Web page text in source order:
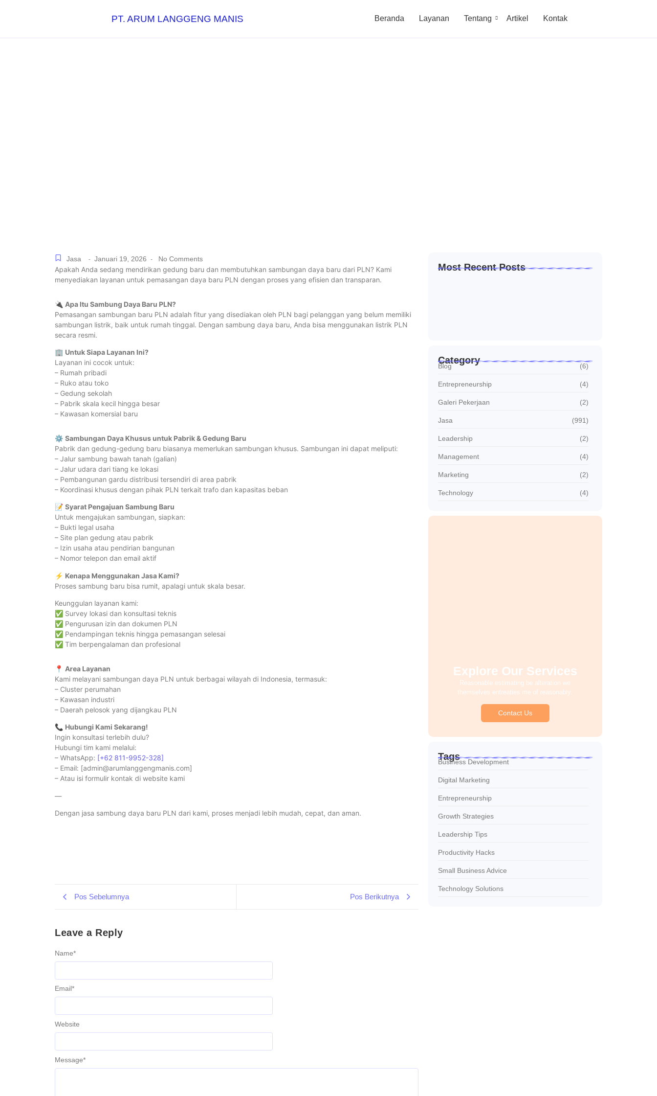
PT. ARUM LANGGENG MANIS Beranda Layanan Tentang Artikel Kontak
Jasa - Januari 19, 2026 - No Comments
Apakah Anda sedang mendirikan gedung baru dan membutuhkan sambungan daya baru dari PLN? Kami
menyediakan layanan untuk pemasangan daya baru PLN dengan proses yang efisien dan transparan.
🔌 Apa Itu Sambung Daya Baru PLN?
Pemasangan sambungan baru PLN adalah fitur yang disediakan oleh PLN bagi pelanggan yang belum memiliki
sambungan listrik, baik untuk rumah tinggal. Dengan sambung daya baru, Anda bisa menggunakan listrik PLN
secara resmi.
🏢 Untuk Siapa Layanan Ini?
Layanan ini cocok untuk:
– Rumah pribadi
– Ruko atau toko
– Gedung sekolah
– Pabrik skala kecil hingga besar
– Kawasan komersial baru
⚙️ Sambungan Daya Khusus untuk Pabrik & Gedung Baru
Pabrik dan gedung-gedung baru biasanya memerlukan sambungan khusus. Sambungan ini dapat meliputi:
– Jalur sambung bawah tanah (galian)
– Jalur udara dari tiang ke lokasi
– Pembangunan gardu distribusi tersendiri di area pabrik
– Koordinasi khusus dengan pihak PLN terkait trafo dan kapasitas beban
📝 Syarat Pengajuan Sambung Baru
Untuk mengajukan sambungan, siapkan:
– Bukti legal usaha
– Site plan gedung atau pabrik
– Izin usaha atau pendirian bangunan
– Nomor telepon dan email aktif
⚡ Kenapa Menggunakan Jasa Kami?
Proses sambung baru bisa rumit, apalagi untuk skala besar.
Keunggulan layanan kami:
✅ Survey lokasi dan konsultasi teknis
✅ Pengurusan izin dan dokumen PLN
✅ Pendampingan teknis hingga pemasangan selesai
✅ Tim berpengalaman dan profesional
📍 Area Layanan
Kami melayani sambungan daya PLN untuk berbagai wilayah di Indonesia, termasuk:
– Cluster perumahan
– Kawasan industri
– Daerah pelosok yang dijangkau PLN
📞 Hubungi Kami Sekarang!
Ingin konsultasi terlebih dulu?
Hubungi tim kami melalui:
– WhatsApp: [+62 811-9952-328]
– Email: [admin@arumlanggengmanis.com]
– Atau isi formulir kontak di website kami
—
Dengan jasa sambung daya baru PLN dari kami, proses menjadi lebih mudah, cepat, dan aman.
Pos Sebelumnya Pos Berikutnya
Leave a Reply
Message*
Name*
Email*
Website
Most Recent Posts
Category
Blog (6)
Entrepreneurship (4)
Galeri Pekerjaan (2)
Jasa (991)
Leadership (2)
Management (4)
Marketing (2)
Technology (4)
Explore Our Services
Reasonable estimating be alteration we
themselves entreaties me of reasonably.
Contact Us
Tags
Business Development
Digital Marketing
Entrepreneurship
Growth Strategies
Leadership Tips
Productivity Hacks
Small Business Advice
Technology Solutions